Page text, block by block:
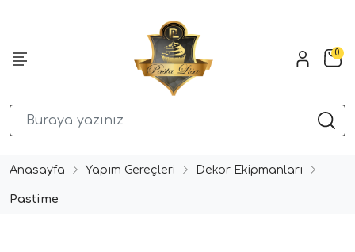
0
Anasayfa Yapım Gereçleri Dekor Ekipmanları
Pastime